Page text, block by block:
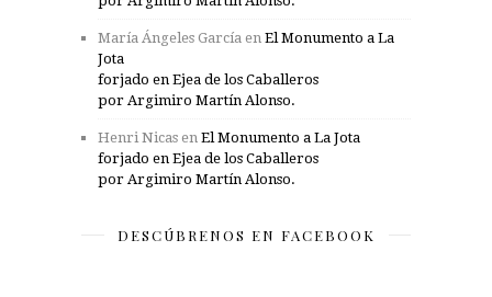
María Ángeles García en El Monumento a La
Jota
forjado en Ejea de los Caballeros
por Argimiro Martín Alonso.
Henri Nicas en El Monumento a La Jota
forjado en Ejea de los Caballeros
por Argimiro Martín Alonso.
DESCÚBRENOS EN FACEBOOK